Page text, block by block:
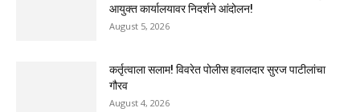
आयुक्त कार्यालयावर निदर्शने आंदोलन!
August 5, 2026
कर्तृत्वाला सलाम! विवरेत पोलीस हवालदार सुरज पाटीलांचा
गौरव
August 4, 2026